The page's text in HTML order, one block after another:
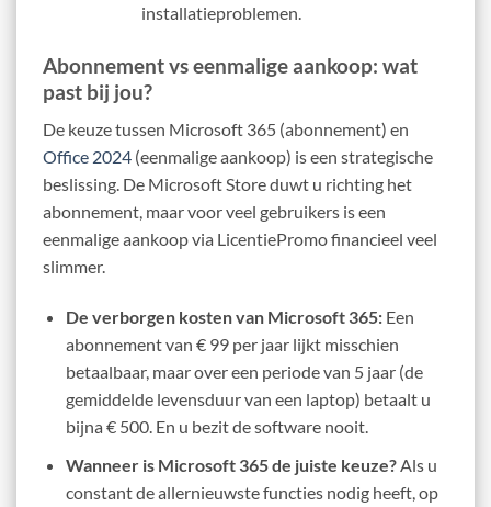
installatieproblemen.
Abonnement vs eenmalige aankoop: wat
past bij jou?
De keuze tussen Microsoft 365 (abonnement) en
Office 2024 (eenmalige aankoop) is een strategische
beslissing. De Microsoft Store duwt u richting het
abonnement, maar voor veel gebruikers is een
eenmalige aankoop via LicentiePromo financieel veel
slimmer.
De verborgen kosten van Microsoft 365:Een
abonnement van € 99 per jaar lijkt misschien
betaalbaar, maar over een periode van 5 jaar (de
gemiddelde levensduur van een laptop) betaalt u
bijna € 500. En u bezit de software nooit.
Wanneer is Microsoft 365 de juiste keuze?Als u
constant de allernieuwste functies nodig heeft, op